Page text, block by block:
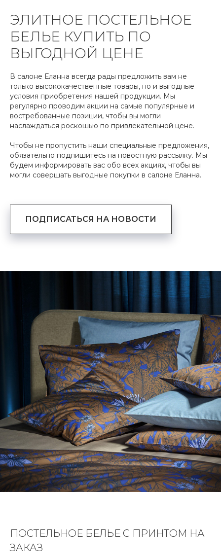
ЭЛИТНОЕ ПОСТЕЛЬНОЕ
БЕЛЬЕ КУПИТЬ ПО
ВЫГОДНОЙ ЦЕНЕ
В салоне Еланна всегда рады предложить вам не
только высококачественные товары, но и выгодные
условия приобретения нашей продукции. Мы
регулярно проводим акции на самые популярные и
востребованные позиции, чтобы вы могли
наслаждаться роскошью по привлекательной цене.
Чтобы не пропустить наши специальные предложения,
обязательно подпишитесь на новостную рассылку. Мы
будем информировать вас обо всех акциях, чтобы вы
могли совершать выгодные покупки в салоне Еланна.
ПОДПИСАТЬСЯ НА НОВОСТИ
ПОСТЕЛЬНОЕ БЕЛЬЕ С ПРИНТОМ НА
ЗАКАЗ